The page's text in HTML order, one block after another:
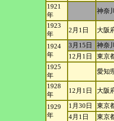
1921
年
神奈
1923
年
2月1日 大阪
1924
年
3月15日 神奈
12月1日
東京
1925
年
愛知
1928
年
12月1日 大阪
1929
年
1月30日 東京
4月1日
東京